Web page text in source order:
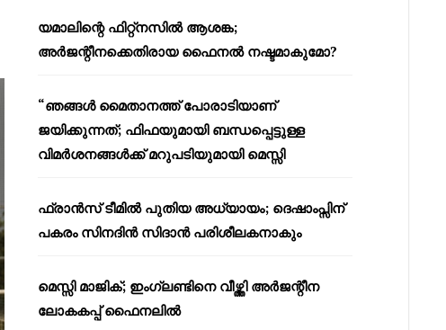
യമാലിന്റെ ഫിറ്റ്നസിൽ ആശങ്ക;
അർജന്റീനക്കെതിരായ ഫൈനൽ നഷ്ടമാകുമോ?
“ഞങ്ങൾ മൈതാനത്ത് പോരാടിയാണ്
ജയിക്കുന്നത്; ഫിഫയുമായി ബന്ധപ്പെട്ടുള്ള
വിമർശനങ്ങൾക്ക് മറുപടിയുമായി മെസ്സി
ഫ്രാൻസ് ടീമിൽ പുതിയ അധ്യായം; ദെഷാംപ്സിന്
പകരം സിനദിൻ സിദാൻ പരിശീലകനാകും
മെസ്സി മാജിക്; ഇംഗ്ലണ്ടിനെ വീഴ്ത്തി അർജന്റീന
ലോകകപ്പ് ഫൈനലിൽ